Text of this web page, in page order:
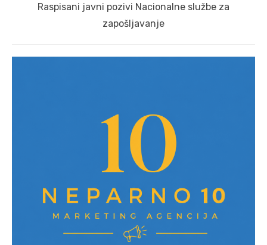
NextRaspisani javni pozivi Nacionalne službe za
zapošljavanje